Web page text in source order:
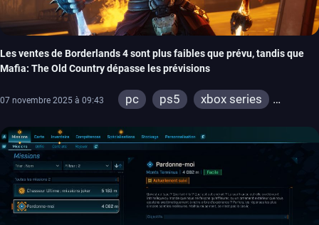
Les ventes de Borderlands 4 sont plus faibles que prévu, tandis que
Mafia: The Old Country dépasse les prévisions
07 novembre 2025 à 09:43 pc ps5
xbox series